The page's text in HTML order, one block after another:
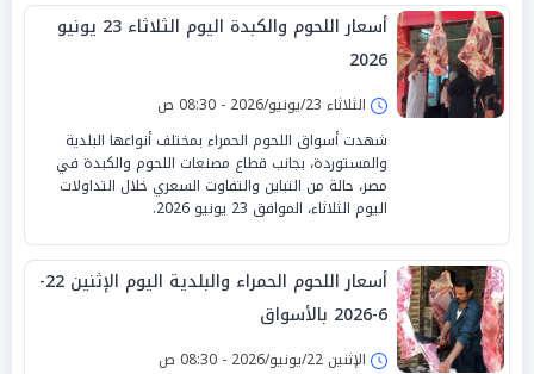
أسعار اللحوم والكبدة اليوم الثلاثاء 23 يونيو
2026
الثلاثاء 23/يونيو/2026 - 08:30 ص
شهدت أسواق اللحوم الحمراء بمختلف أنواعها البلدية
والمستوردة، بجانب قطاع مصنعات اللحوم والكبدة في
مصر، حالة من التباين والتفاوت السعري خلال التداولات
اليوم الثلاثاء، الموافق 23 يونيو 2026.
أسعار اللحوم الحمراء والبلدية اليوم الإثنين 22-
6-2026 بالأسواق
الإثنين 22/يونيو/2026 - 08:30 ص